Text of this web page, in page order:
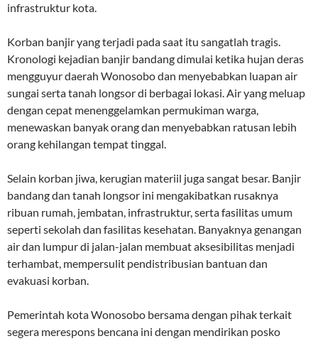
infrastruktur kota.
Korban banjir yang terjadi pada saat itu sangatlah tragis.
Kronologi kejadian banjir bandang dimulai ketika hujan deras
mengguyur daerah Wonosobo dan menyebabkan luapan air
sungai serta tanah longsor di berbagai lokasi. Air yang meluap
dengan cepat menenggelamkan permukiman warga,
menewaskan banyak orang dan menyebabkan ratusan lebih
orang kehilangan tempat tinggal.
Selain korban jiwa, kerugian materiil juga sangat besar. Banjir
bandang dan tanah longsor ini mengakibatkan rusaknya
ribuan rumah, jembatan, infrastruktur, serta fasilitas umum
seperti sekolah dan fasilitas kesehatan. Banyaknya genangan
air dan lumpur di jalan-jalan membuat aksesibilitas menjadi
terhambat, mempersulit pendistribusian bantuan dan
evakuasi korban.
Pemerintah kota Wonosobo bersama dengan pihak terkait
segera merespons bencana ini dengan mendirikan posko